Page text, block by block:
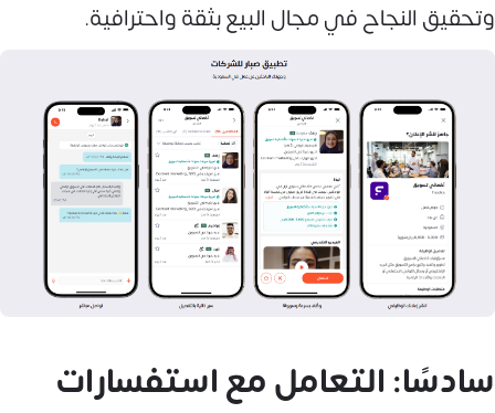
وتحقيق النجاح في مجال البيع بثقة واحترافية.
سادسًا: التعامل مع استفسارات